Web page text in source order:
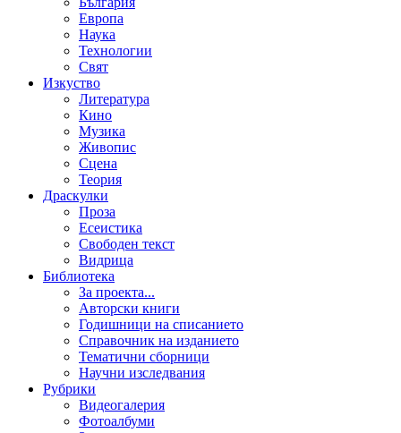
Европа
Наука
Технологии
Свят
Изкуство
Литература
Кино
Музика
Живопис
Сцена
Теория
Драскулки
Проза
Есеистика
Свободен текст
Видрица
Библиотека
За проекта...
Авторски книги
Годишници на списанието
Справочник на изданието
Тематични сборници
Научни изследвания
Рубрики
Видеогалерия
Фотоалбуми